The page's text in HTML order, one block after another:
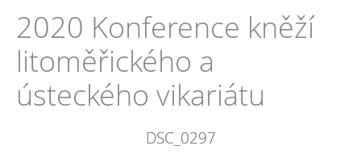
2020 Konference kněží
litoměřického a
ústeckého vikariátu
DSC_0297